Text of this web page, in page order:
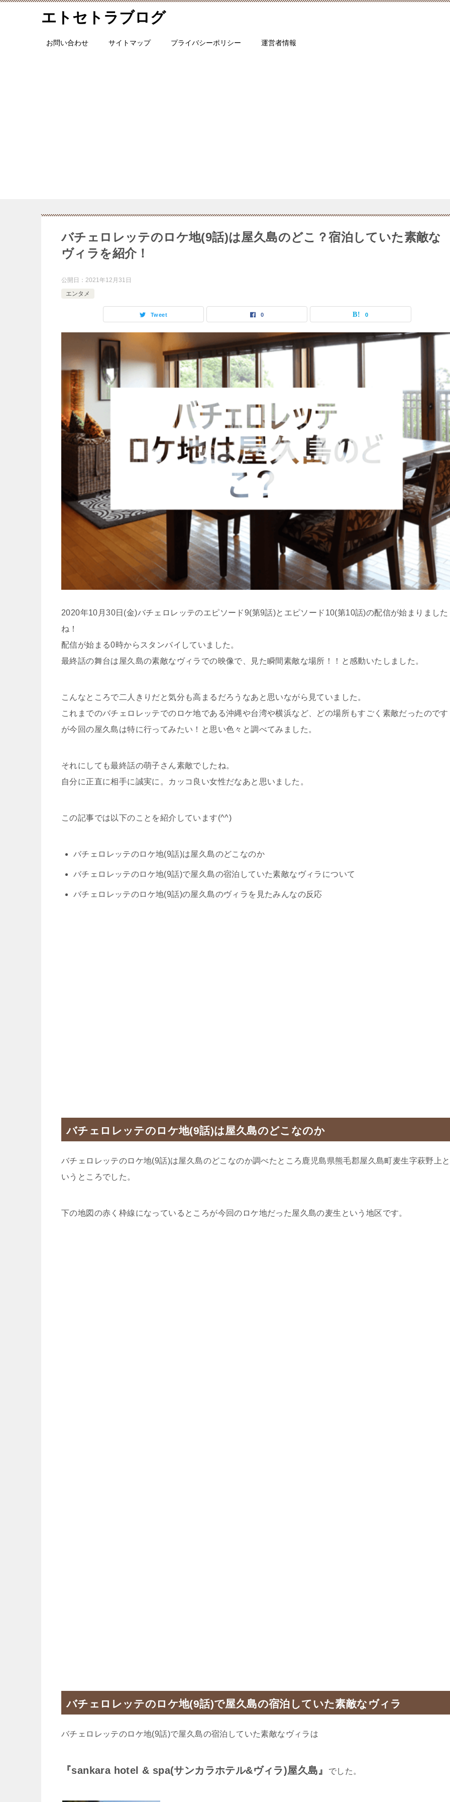
エトセトラブログ
お問い合わせ サイトマップ プライバシーポリシー 運営者情報
バチェロレッテのロケ地(9話)は屋久島のどこ？宿泊していた素敵な
ヴィラを紹介！
公開日： 2021年12月31日
エンタメ
Tweet 0 0
2020年10月30日(金)バチェロレッテのエピソード9(第9話)とエピソード10(第10話)の配信が始まりました
ね！
配信が始まる0時からスタンバイしていました。
最終話の舞台は屋久島の素敵なヴィラでの映像で、見た瞬間素敵な場所！！と感動いたしました。
こんなところで二人きりだと気分も高まるだろうなあと思いながら見ていました。
これまでのバチェロレッテでのロケ地である沖縄や台湾や横浜など、どの場所もすごく素敵だったのです
が今回の屋久島は特に行ってみたい！と思い色々と調べてみました。
それにしても最終話の萌子さん素敵でしたね。
自分に正直に相手に誠実に。カッコ良い女性だなあと思いました。
この記事では以下のことを紹介しています(^^)
バチェロレッテのロケ地(9話)は屋久島のどこなのか
バチェロレッテのロケ地(9話)で屋久島の宿泊していた素敵なヴィラについて
バチェロレッテのロケ地(9話)の屋久島のヴィラを見たみんなの反応
バチェロレッテのロケ地(9話)は屋久島のどこなのか
バチェロレッテのロケ地(9話)は屋久島のどこなのか調べたところ鹿児島県熊毛郡屋久島町麦生字萩野上と
いうところでした。
下の地図の赤く枠線になっているところが今回のロケ地だった屋久島の麦生という地区です。
バチェロレッテのロケ地(9話)で屋久島の宿泊していた素敵なヴィラ
バチェロレッテのロケ地(9話)で屋久島の宿泊していた素敵なヴィラは
『sankara hotel & spa(サンカラホテル&ヴィラ)屋久島』 でした。